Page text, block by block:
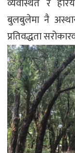
व्यवस्थित र
बुलबुलेमा नै
प्रतिवद्धता